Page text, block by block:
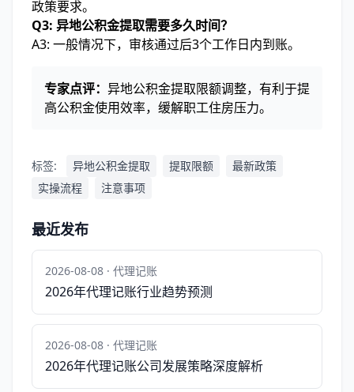
政策要求。
Q3: 异地公积金提取需要多久时间？
A3: 一般情况下，审核通过后3个工作日内到账。
专家点评： 异地公积金提取限额调整，有利于提
高公积金使用效率，缓解职工住房压力。
标签: 异地公积金提取 提取限额
最新政策
实操流程
注意事项
最近发布
2026-08-08 · 代理记账
2026年代理记账行业趋势预测
2026-08-08 · 代理记账
2026年代理记账公司发展策略深度解析